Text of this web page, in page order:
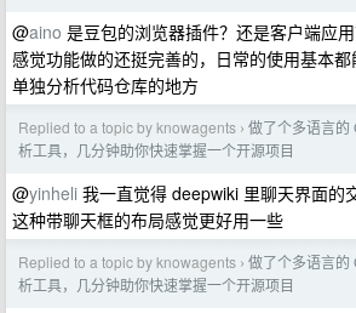
@aino 是豆包的浏览器插件？还是客户端应用
感觉功能做的还挺完善的，日常的使用基本
单独分析代码仓库的地方
Replied to a topic by knowagents › 做了个多语言的
析工具，几分钟助你快速掌握一个开源项目
@yinheli 我一直觉得 deepwiki 里聊天界面的
这种带聊天框的布局感觉更好用一些
Replied to a topic by knowagents › 做了个多语言的
析工具，几分钟助你快速掌握一个开源项目